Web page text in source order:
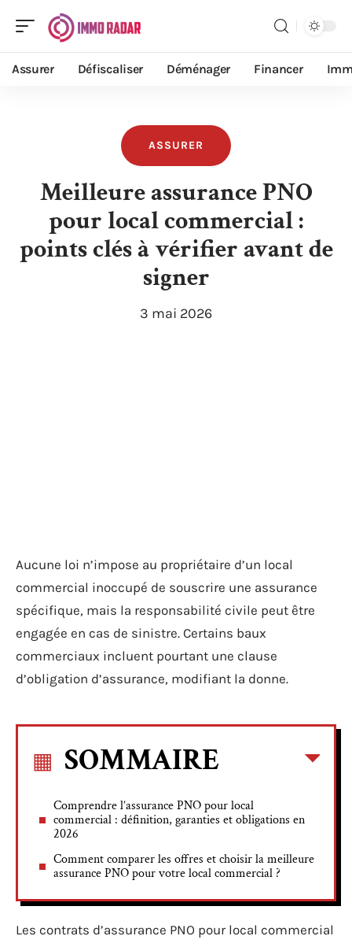
Assurer Défiscaliser Déménager Financer
ASSURER
Meilleure assurance PNO
pour local commercial :
points clés à vérifier avant de
signer
3 mai 2026
Aucune loi n’impose au propriétaire d’un local
commercial inoccupé de souscrire une assurance
spécifique, mais la responsabilité civile peut être
engagée en cas de sinistre. Certains baux
commerciaux incluent pourtant une clause
d’obligation d’assurance, modifiant la donne.
SOMMAIRE
Comprendre l’assurance PNO pour local
commercial : définition, garanties et obligations en
2026
Comment comparer les offres et choisir la meilleure
assurance PNO pour votre local commercial ?
Les contrats d’assurance PNO pour local commercial